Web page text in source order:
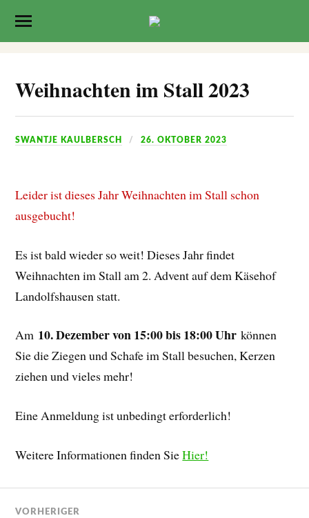
Weihnachten im Stall 2023
SWANTJE KAULBERSCH 26. OKTOBER 2023
Leider ist dieses Jahr Weihnachten im Stall schon
ausgebucht!
Es ist bald wieder so weit! Dieses Jahr findet
Weihnachten im Stall am 2. Advent auf dem Käsehof
Landolfshausen statt.
Am 10. Dezember von 15:00 bis 18:00 Uhr können
Sie die Ziegen und Schafe im Stall besuchen, Kerzen
ziehen und vieles mehr!
Eine Anmeldung ist unbedingt erforderlich!
Weitere Informationen finden SieHier!
VORHERIGER